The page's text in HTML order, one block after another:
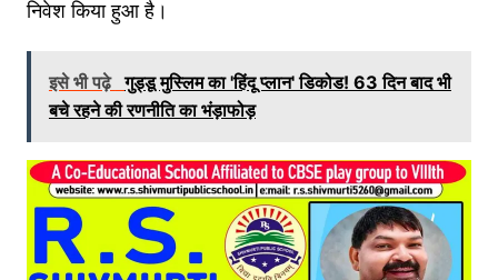
न‍िवेश क‍िया हुआ है।
इसे भी पढ़े गुड्डू मुस्लिम का 'हिंदू प्लान' डिकोड! 63 दिन बाद भी
बचे रहने की रणनीति का भंड़ाफोड़